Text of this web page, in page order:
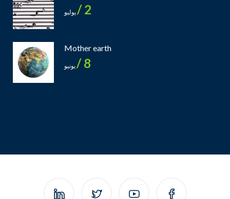
2 / يوليو
Mother earth
8 / يونيو